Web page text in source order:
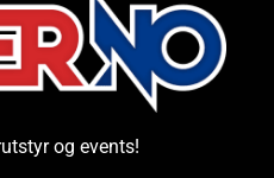
og events!